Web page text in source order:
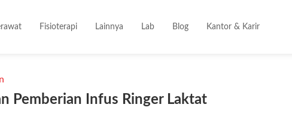
Fisioterapi Lainnya Lab Blog Kantor & Karir
Pemberian Infus Ringer Laktat